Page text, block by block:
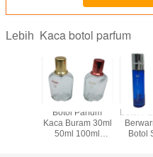
Lebih Kaca botol parfum
Botol Parfum
Kaca Buram 30ml
50ml 100ml
Botol
Botol